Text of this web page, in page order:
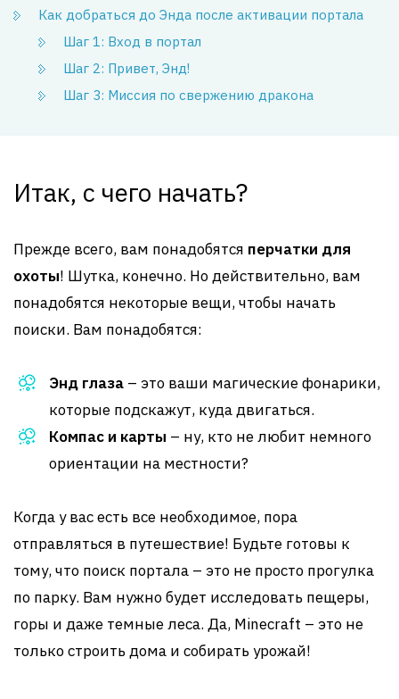
Как добраться до Энда после активации портала
Шаг 1: Вход в портал
Шаг 2: Привет, Энд!
Шаг 3: Миссия по свержению дракона
Итак, с чего начать?
Прежде всего, вам понадобятся перчатки для
охоты! Шутка, конечно. Но действительно, вам
понадобятся некоторые вещи, чтобы начать
поиски. Вам понадобятся:
Энд глаза – это ваши магические фонарики,
которые подскажут, куда двигаться.
Компас и карты – ну, кто не любит немного
ориентации на местности?
Когда у вас есть все необходимое, пора
отправляться в путешествие! Будьте готовы к
тому, что поиск портала – это не просто прогулка
по парку. Вам нужно будет исследовать пещеры,
горы и даже темные леса. Да, Minecraft – это не
только строить дома и собирать урожай!